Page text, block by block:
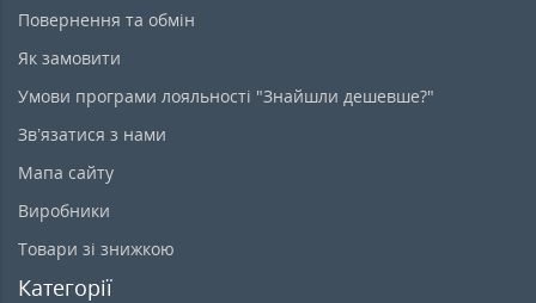
Повернення та обмін
Як замовити
Умови програми лояльності "Знайшли дешевше?"
Зв’язатися з нами
Мапа сайту
Виробники
Товари зі знижкою
Категорії